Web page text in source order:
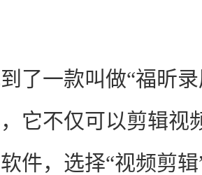
一款叫做“福昕录
它不仅可以剪辑视
件，选择“视频剪